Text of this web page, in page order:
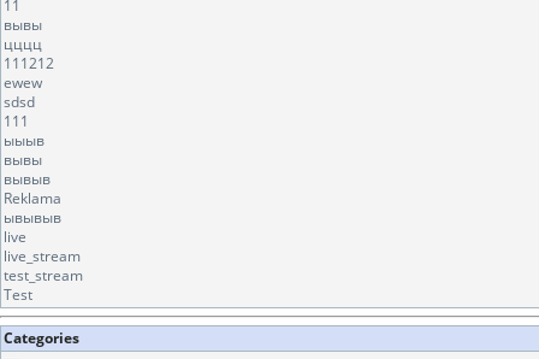
11
вывы
цццц
111212
ewew
sdsd
111
ыыыв
вывы
вывыв
Reklama
ывывыв
live
live_stream
test_stream
Test
Categories